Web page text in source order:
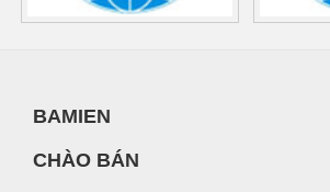
BAMIEN
CHÀO BÁN